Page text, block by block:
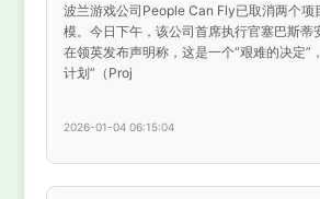
波兰游戏公司People Can Fly已取消两个项
模。今日下午，该公司首席执行官塞巴斯蒂
在领英发布声明称，这是一个“艰难的决定”
计划”（Proj
2026-01-04 06:15:04